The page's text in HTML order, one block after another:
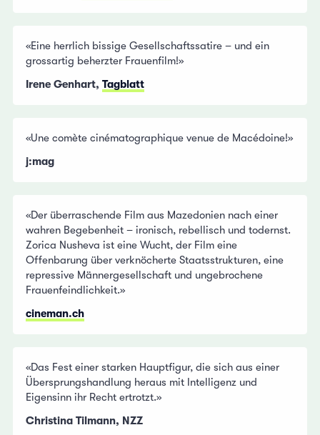
«Eine herrlich bissige Gesellschaftssatire – und ein
grossartig beherzter Frauenfilm!»
Irene Genhart, Tagblatt
«Une comète cinématographique venue de Macédoine!»
j:mag
«Der überraschende Film aus Mazedonien nach einer
wahren Begebenheit – ironisch, rebellisch und todernst.
Zorica Nusheva ist eine Wucht, der Film eine
Offenbarung über verknöcherte Staatsstrukturen, eine
repressive Männergesellschaft und ungebrochene
Frauenfeindlichkeit.»
cineman.ch
«Das Fest einer starken Hauptfigur, die sich aus einer
Übersprungshandlung heraus mit Intelligenz und
Eigensinn ihr Recht ertrotzt.»
Christina Tilmann, NZZ